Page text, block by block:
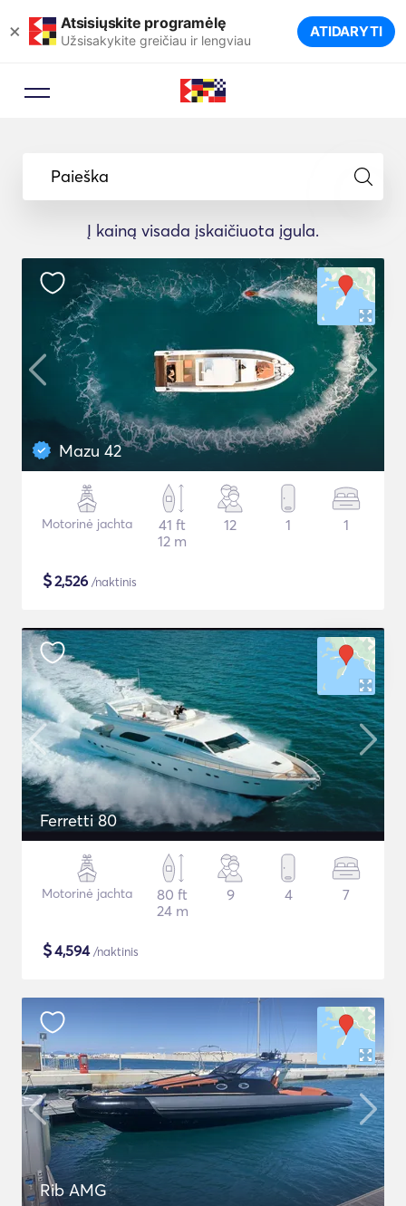
× Atsisiųskite programėlę
Užsisakykite greičiau ir lengviau ATIDARYTI
Paieška
Į kainą visada įskaičiuota įgula.
Mazu 42
Motorinė jachta
41 ft
12 m
12 1 1
$2,526 /naktinis
Ferretti 80
Motorinė jachta
80 ft
24 m
9 4 7
$4,594/naktinis
Rib AMG